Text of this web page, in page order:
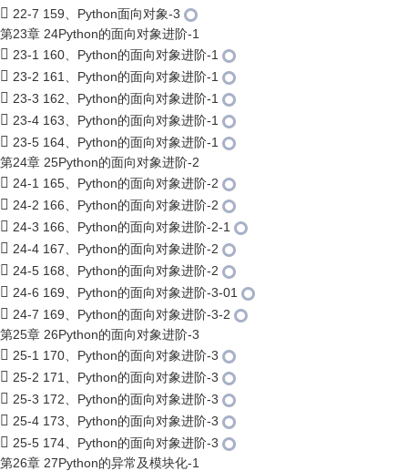
22-7 159、Python面向对象-3
第23章 24Python的面向对象进阶-1
23-1 160、Python的面向对象进阶-1
23-2 161、Python的面向对象进阶-1
23-3 162、Python的面向对象进阶-1
23-4 163、Python的面向对象进阶-1
23-5 164、Python的面向对象进阶-1
第24章 25Python的面向对象进阶-2
24-1 165、Python的面向对象进阶-2
24-2 166、Python的面向对象进阶-2
24-3 166、Python的面向对象进阶-2-1
24-4 167、Python的面向对象进阶-2
24-5 168、Python的面向对象进阶-2
24-6 169、Python的面向对象进阶-3-01
24-7 169、Python的面向对象进阶-3-2
第25章 26Python的面向对象进阶-3
25-1 170、Python的面向对象进阶-3
25-2 171、Python的面向对象进阶-3
25-3 172、Python的面向对象进阶-3
25-4 173、Python的面向对象进阶-3
25-5 174、Python的面向对象进阶-3
第26章 27Python的异常及模块化-1